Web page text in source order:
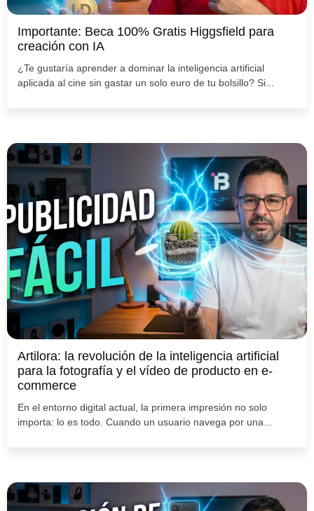
Importante: Beca 100% Gratis Higgsfield para
creación con IA
¿Te gustaría aprender a dominar la inteligencia artificial
aplicada al cine sin gastar un solo euro de tu bolsillo? Si...
Artilora: la revolución de la inteligencia artificial
para la fotografía y el vídeo de producto en e-
commerce
En el entorno digital actual, la primera impresión no solo
importa: lo es todo. Cuando un usuario navega por una...